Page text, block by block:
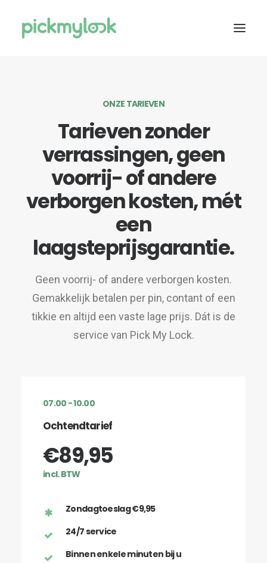
TARIEVEN
DIRECT CONTACT
ONZE TARIEVEN
Tarieven zonder
verrassingen, geen
voorrij- of andere
verborgen kosten, mét
een
laagsteprijsgarantie.
Geen voorrij- of andere verborgen kosten.
Gemakkelijk betalen per pin, contant of een
tikkie en altijd een vaste lage prijs. Dát is de
service van Pick My Lock.
07.00 - 10.00
Ochtendtarief
€89,95
incl. BTW
Zondagtoeslag €9,95
24/7 service
Binnen enkele minuten bij u